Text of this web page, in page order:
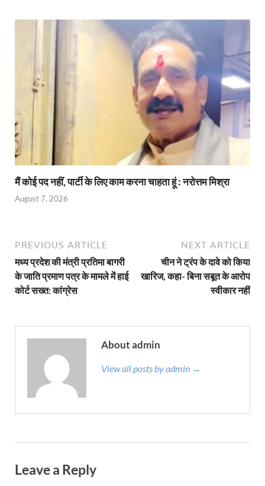
मैं कोई पद नहीं, पार्टी के लिए काम करना चाहता हूं : नरोत्तम मिश्रा
August 7, 2026
PREVIOUS ARTICLE
मध्य प्रदेश की मंत्री प्रतिमा बागरी
के जाति प्रमाण पत्र के मामले में हाई
कोर्ट सख्त: कांग्रेस
NEXT ARTICLE
चीन ने ट्रंप के दावे को किया
खारिज, कहा- बिना सबूत के आरोप
स्वीकार नहीं
About admin
View all posts by admin →
Leave a Reply